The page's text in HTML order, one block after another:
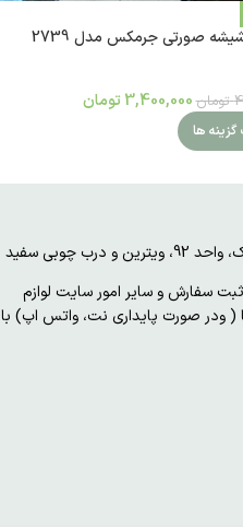
صورتی جرمکس مدل 2739
تومان3,400,000 تومان
گزینه ها
سفید
سفارش و سایر امور سایت لوازم
( ودر صورت پایداری نت، واتس اپ) با